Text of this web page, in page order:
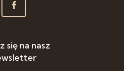
się na nasz